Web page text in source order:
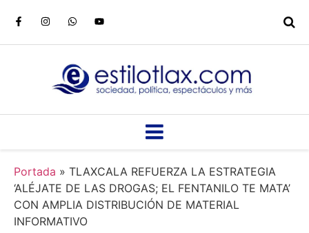
Portada » TLAXCALA REFUERZA LA ESTRATEGIA
‘ALÉJATE DE LAS DROGAS; EL FENTANILO TE MATA’
CON AMPLIA DISTRIBUCIÓN DE MATERIAL
INFORMATIVO